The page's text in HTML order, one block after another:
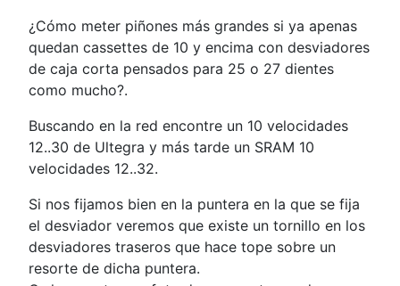
¿Cómo meter piñones más grandes si ya apenas
quedan cassettes de 10 y encima con desviadores
de caja corta pensados para 25 o 27 dientes
como mucho?.
Buscando en la red encontre un 10 velocidades
12..30 de Ultegra y más tarde un SRAM 10
velocidades 12..32.
Si nos fijamos bien en la puntera en la que se fija
el desviador veremos que existe un tornillo en los
desviadores traseros que hace tope sobre un
resorte de dicha puntera.